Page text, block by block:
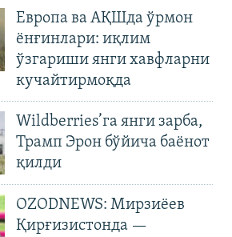
Европа ва АҚШда ўрмон
ёнғинлари: иқлим
ўзгариши янги хавфларни
кучайтирмоқда
Wildberries’га янги зарба,
Трамп Эрон бўйича баёнот
қилди
OZODNEWS: Мирзиёев
Қирғизистонда —